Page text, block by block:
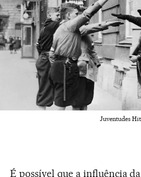
Juventudes
É possível que a influência